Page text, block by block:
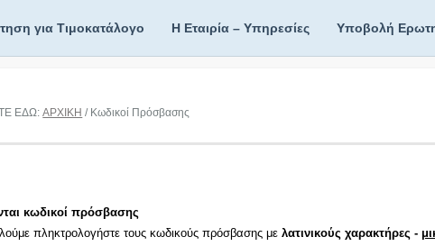
για Τιμοκατάλογο Η Εταιρία – Υπηρεσίες Υποβολή
ΕΔΩ:ΑΡΧΙΚΗ / Κωδικοί Πρόσβασης
κωδικοί πρόσβασης
πληκτρολογήστε τους κωδικούς πρόσβασης μελατινικούς χαρακτήρες -